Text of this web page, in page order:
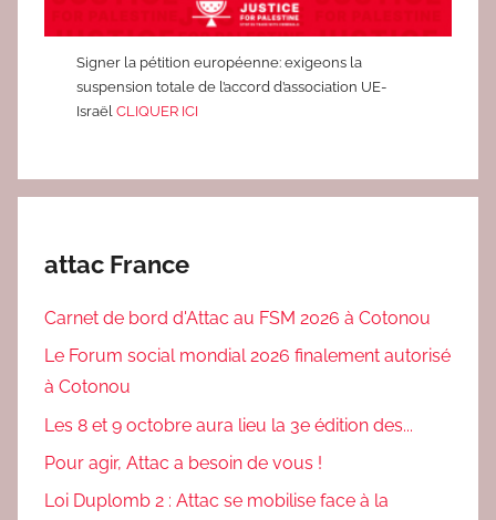
Signer la pétition européenne: exigeons la
suspension totale de l’accord d’association UE-
IsraëlCLIQUER ICI
attac France
Carnet de bord d'Attac au FSM 2026 à Cotonou
Le Forum social mondial 2026 finalement autorisé
à Cotonou
Les 8 et 9 octobre aura lieu la 3e édition des...
Pour agir, Attac a besoin de vous !
Loi Duplomb 2 : Attac se mobilise face à la